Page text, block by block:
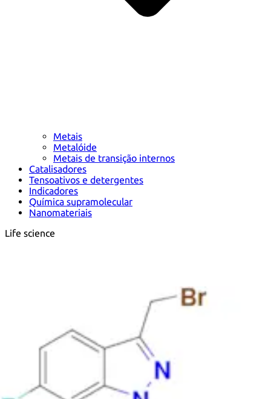
Metais
Metalóide
Metais de transição internos
Catalisadores
Tensoativos e detergentes
Indicadores
Química supramolecular
Nanomateriais
Life science